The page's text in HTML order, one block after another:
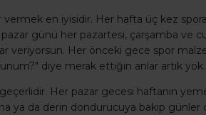
vermek en iyisidir. Her hafta üç kez
günü her pazartesi, çarşamba ve
veriyorsun. Her önceki gece spor
diye merak ettiğin anlar artık yok.
Her pazar gecesi haftanın
ya da derin dondurucuya bakıp